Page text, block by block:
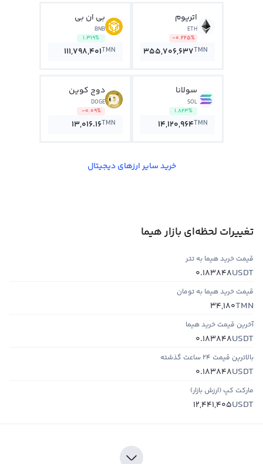
اتریوم
ETH
-0.225%
355,706,637TMN
بی ان بی
BNB
1.319%
111,798,401TMN
سولانا
SOL
1.823%
14,120,964TMN
دوج کوین
DOGE
-0.09%
13,016.16TMN
خرید سایر ارزهای دیجیتال
تغییرات لحظه‌ای بازار هیما
قیمت خرید هیما به تتر
USDT
0.183848
قیمت خرید هیما به تومان
TMN
34,180
آخرین قیمت خرید هیما
USDT
0.183848
بالاترین قیمت ۲۴ ساعت گذشته
USDT
0.183848
مارکت کپ (ارزش بازار)
USDT
12,441,405